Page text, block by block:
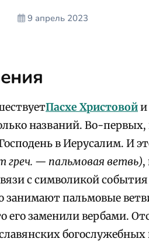
9 апрель 2023
Пасхе Христовойи
названий. Во-первых,
в Иерусалим. И
греч. — пальмовая ветвь),
с символикой
занимают пальмовые
его заменили вербами.
богослужебных